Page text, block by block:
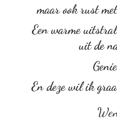
maar ook rust
Een warme
uit de
En deze wil ik